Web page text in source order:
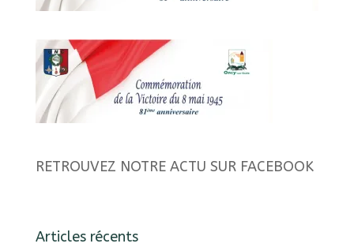
RETROUVEZ NOTRE ACTU SUR FACEBOOK
Articles récents